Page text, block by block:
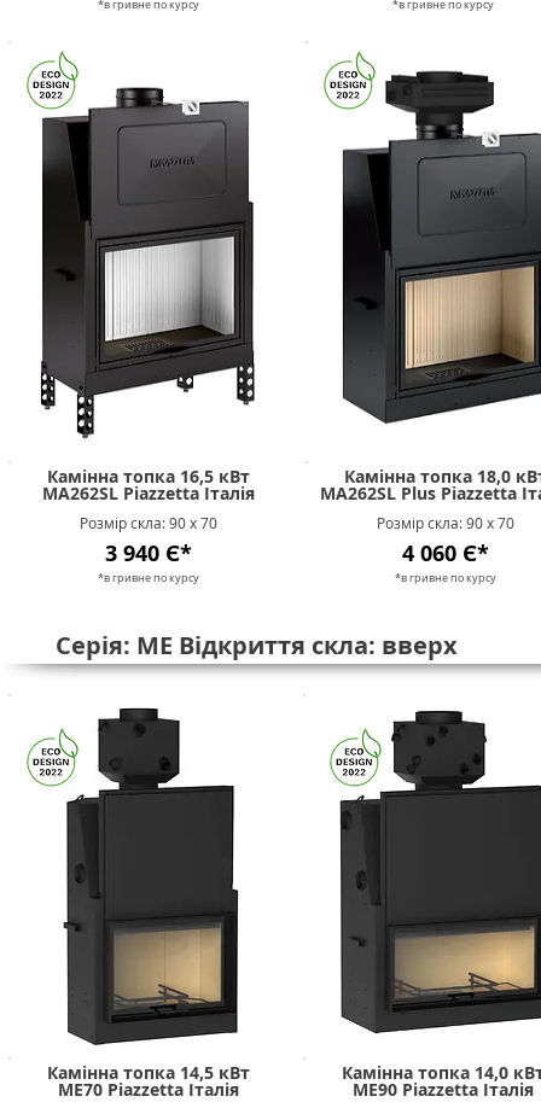
*в гривне по курсу *в гривне по курсу
Камінна топка 16,5 кВт
MA262SL Piazzetta Італія
Розмір скла: 90 х 70
3 940 Є*
*в гривне по курсу
Камінна топка 18,0
MA262SL Plus Piazzetta
Розмір скла: 90 х 70
4 060 Є*
*в гривне по курсу
Серія: ME Відкриття скла: вверх
Камінна топка 14,5 кВт
MЕ70 Piazzetta Італія
Камінна топка 14,0
MЕ90 Piazzetta Італія